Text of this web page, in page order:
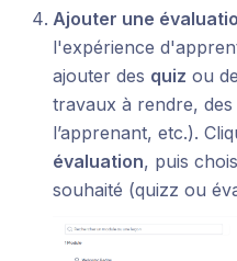
Ajouter une
l'expérience
ajouter des quiz ou
travaux à rendre,
l’apprenant, etc.).
évaluation, puis
souhaité (quizz ou